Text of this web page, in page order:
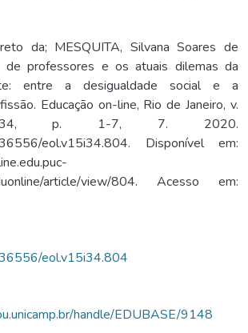
da; MESQUITA, Silvana Soares de
de professores e os atuais dilemas da
entre a desigualdade social e a
Educação on-line, Rio de Janeiro, v.
p. 1-7, 7. 2020.
eol.v15i34.804. Disponível em:
article/view/804. Acesso em:
eol.v15i34.804
handle/EDUBASE/9148